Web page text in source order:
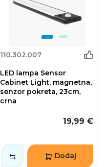
110.302.007
LED lampa Sensor
Cabinet Light, magnetna,
senzor pokreta, 23cm,
crna
19,99 €
Dodaj